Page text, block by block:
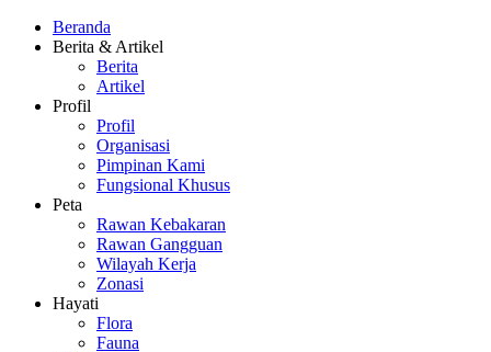
Beranda
Berita & Artikel
Berita
Artikel
Profil
Profil
Organisasi
Pimpinan Kami
Fungsional Khusus
Peta
Rawan Kebakaran
Rawan Gangguan
Wilayah Kerja
Zonasi
Hayati
Flora
Fauna